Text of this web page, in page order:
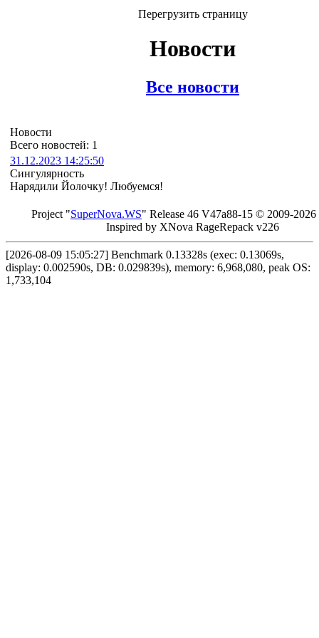
Перегрузить страницу
Новости
Все новости
Новости
Всего новостей: 1
31.12.2023 14:25:50
Сингулярность
Нарядили Йолочку! Любуемся!
Project "SuperNova.WS" Release 46 V47a88-15 © 2009-2026
Inspired by XNova RageRepack v226
[2026-08-09 15:05:27] Benchmark 0.13328s (exec: 0.13069s,
display: 0.002590s, DB: 0.029839s), memory: 6,968,080, peak OS:
1,733,104